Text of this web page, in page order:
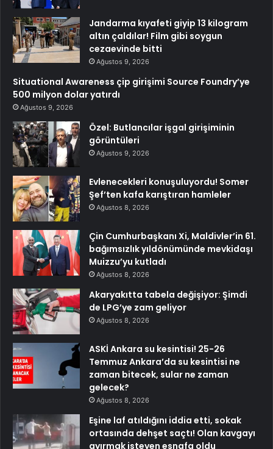
Jandarma kıyafeti giyip 13 kilogram
altın çaldılar! Film gibi soygun
cezaevinde bitti
Ağustos 9, 2026
Situational Awareness çip girişimi Source Foundry’ye
500 milyon dolar yatırdı
Ağustos 9, 2026
Özel: Butlancılar işgal girişiminin
görüntüleri
Ağustos 9, 2026
Evlenecekleri konuşuluyordu! Somer
Şef’ten kafa karıştıran hamleler
Ağustos 8, 2026
Çin Cumhurbaşkanı Xi, Maldivler’in 61.
bağımsızlık yıldönümünde mevkidaşı
Muizzu’yu kutladı
Ağustos 8, 2026
Akaryakıtta tabela değişiyor: Şimdi
de LPG’ye zam geliyor
Ağustos 8, 2026
ASKİ Ankara su kesintisi! 25-26
Temmuz Ankara’da su kesintisi ne
zaman bitecek, sular ne zaman
gelecek?
Ağustos 8, 2026
Eşine laf atıldığını iddia etti, sokak
ortasında dehşet saçtı! Olan kavgayı
ayırmak isteyen esnafa oldu